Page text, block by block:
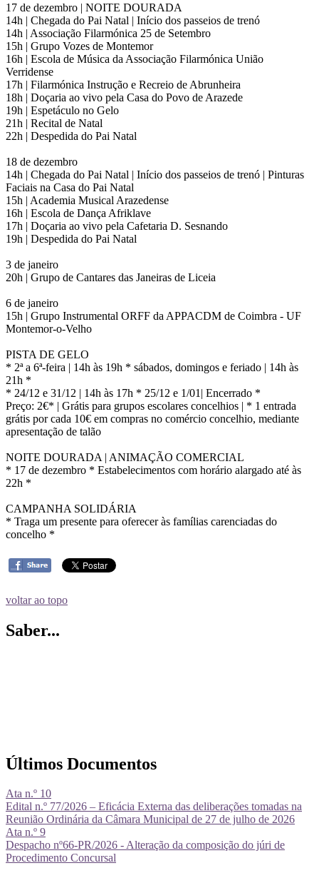
17 de dezembro | NOITE DOURADA
14h | Chegada do Pai Natal | Início dos passeios de trenó
14h | Associação Filarmónica 25 de Setembro
15h | Grupo Vozes de Montemor
16h | Escola de Música da Associação Filarmónica União
Verridense
17h | Filarmónica Instrução e Recreio de Abrunheira
18h | Doçaria ao vivo pela Casa do Povo de Arazede
19h | Espetáculo no Gelo
21h | Recital de Natal
22h | Despedida do Pai Natal
18 de dezembro
14h | Chegada do Pai Natal | Início dos passeios de trenó | Pinturas
Faciais na Casa do Pai Natal
15h | Academia Musical Arazedense
16h | Escola de Dança Afriklave
17h | Doçaria ao vivo pela Cafetaria D. Sesnando
19h | Despedida do Pai Natal
3 de janeiro
20h | Grupo de Cantares das Janeiras de Liceia
6 de janeiro
15h | Grupo Instrumental ORFF da APPACDM de Coimbra - UF
Montemor-o-Velho
PISTA DE GELO
* 2ª a 6ª-feira | 14h às 19h * sábados, domingos e feriado | 14h às
21h *
* 24/12 e 31/12 | 14h às 17h * 25/12 e 1/01| Encerrado *
Preço: 2€* | Grátis para grupos escolares concelhios | * 1 entrada
grátis por cada 10€ em compras no comércio concelhio, mediante
apresentação de talão
NOITE DOURADA | ANIMAÇÃO COMERCIAL
* 17 de dezembro * Estabelecimentos com horário alargado até às
22h *
CAMPANHA SOLIDÁRIA
* Traga um presente para oferecer às famílias carenciadas do
concelho *
voltar ao topo
Saber...
Últimos Documentos
Ata n.º 10
Edital n.º 77/2026 – Eficácia Externa das deliberações tomadas na
Reunião Ordinária da Câmara Municipal de 27 de julho de 2026
Ata n.º 9
Despacho nº66-PR/2026 - Alteração da composição do júri de
Procedimento Concursal